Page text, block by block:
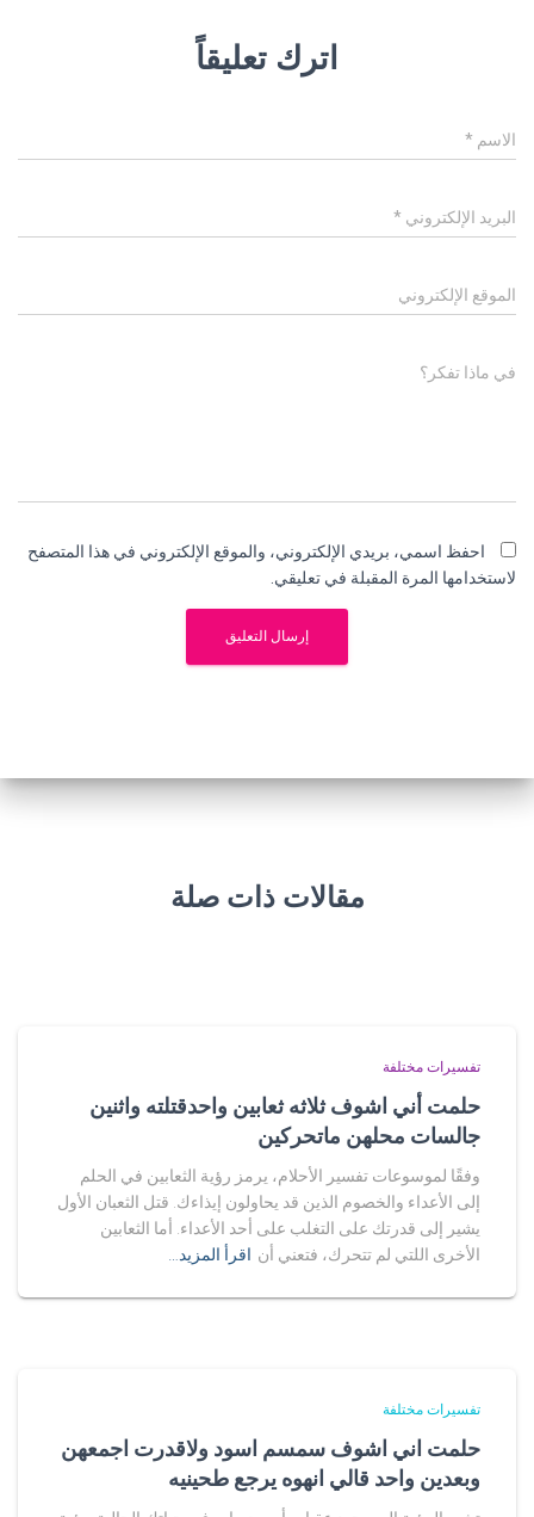
اترك تعليقاً
الاسم *
البريد الإلكتروني *
الموقع الإلكتروني
في ماذا تفكر؟
احفظ اسمي، بريدي الإلكتروني، والموقع الإلكتروني في هذا المتصفح
لاستخدامها المرة المقبلة في تعليقي.
مقالات ذات صلة
تفسيرات مختلفة
حلمت أني اشوف ثلاثه ثعابين واحدقتلته واثنين
جالسات محلهن ماتحركين
وفقًا لموسوعات تفسير الأحلام، يرمز رؤية الثعابين في الحلم
إلى الأعداء والخصوم الذين قد يحاولون إيذاءك. قتل الثعبان الأول
يشير إلى قدرتك على التغلب على أحد الأعداء. أما الثعابين
الأخرى اللتي لم تتحرك، فتعني أن اقرأ المزيد…
تفسيرات مختلفة
حلمت اني اشوف سمسم اسود ولاقدرت اجمعهن
وبعدين واحد قالي انهوه يرجع طحينيه